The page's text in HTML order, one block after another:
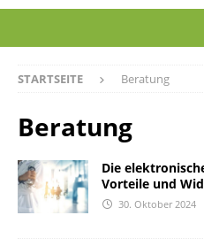
STARTSEITE Beratung
Beratung
Die
Vorteile und
30. Oktober 2024